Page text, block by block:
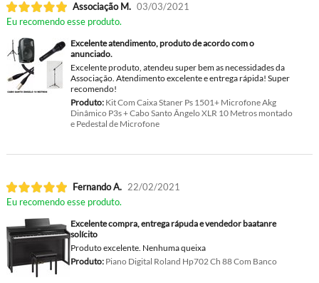
Associação M. 03/03/2021
Eu recomendo esse produto.
Excelente atendimento, produto de acordo com o
anunciado.
Excelente produto, atendeu super bem as necessidades da
Associação. Atendimento excelente e entrega rápida! Super
recomendo!
Produto:Kit Com Caixa Staner Ps 1501+ Microfone Akg
Dinâmico P3s + Cabo Santo Ângelo XLR 10 Metros montado
e Pedestal de Microfone
Fernando A. 22/02/2021
Eu recomendo esse produto.
Excelente compra, entrega rápuda e vendedor baatanre
solícito
Produto excelente. Nenhuma queixa
Produto:Piano Digital Roland Hp702 Ch 88 Com Banco